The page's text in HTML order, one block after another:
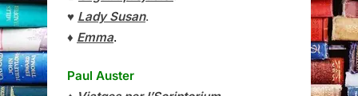
♥ Lady Susan.
♦ Emma.
Paul Auster